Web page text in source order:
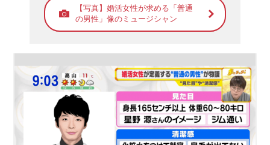
【写真】婚活女性が求める「普通
の男性」像のミュージシャン